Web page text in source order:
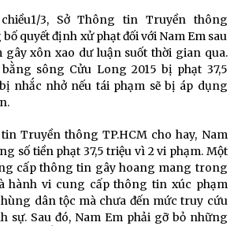
3, Sở Thông tin Truyền thông
quyết định xử phạt đối với Nam Em sau
gây xôn xao dư luận suốt thời gian qua.
sông Cửu Long 2015 bị phạt 37,5
nhắc nhở nếu tái phạm sẽ bị áp dụng
Truyền thông TP.HCM cho hay, Nam
số tiền phạt 37,5 triệu vì 2 vi phạm. Một
cấp thông tin gây hoang mang trong
hành vi cung cấp thông tin xúc phạm
dân tộc mà chưa đến mức truy cứu
sự. Sau đó, Nam Em phải gỡ bỏ những